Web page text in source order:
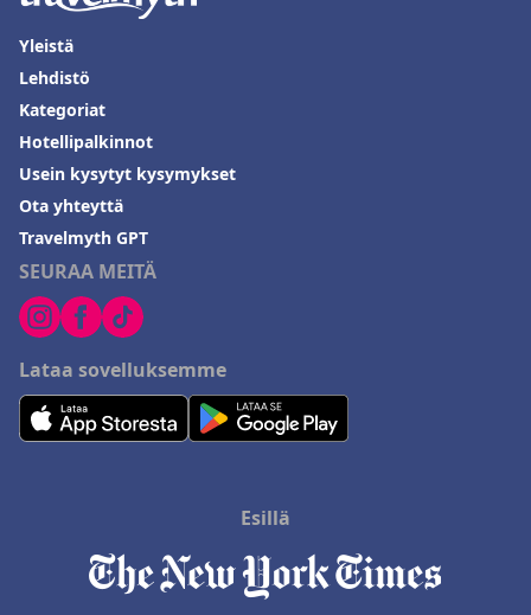
SEURAA MEITÄ
Lataa sovelluksemme
Yleistä
Lehdistö
Kategoriat
Hotellipalkinnot
Usein kysytyt kysymykset
Ota yhteyttä
Travelmyth GPT
Esillä